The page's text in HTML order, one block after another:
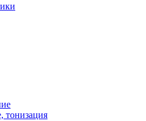
косметики
тонизация